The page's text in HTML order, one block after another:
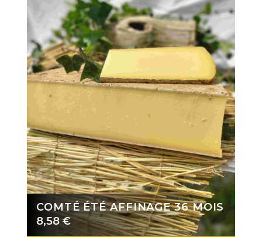
COMTÉ ÉTÉ AFFINAGE 36 MOIS
8,58 €